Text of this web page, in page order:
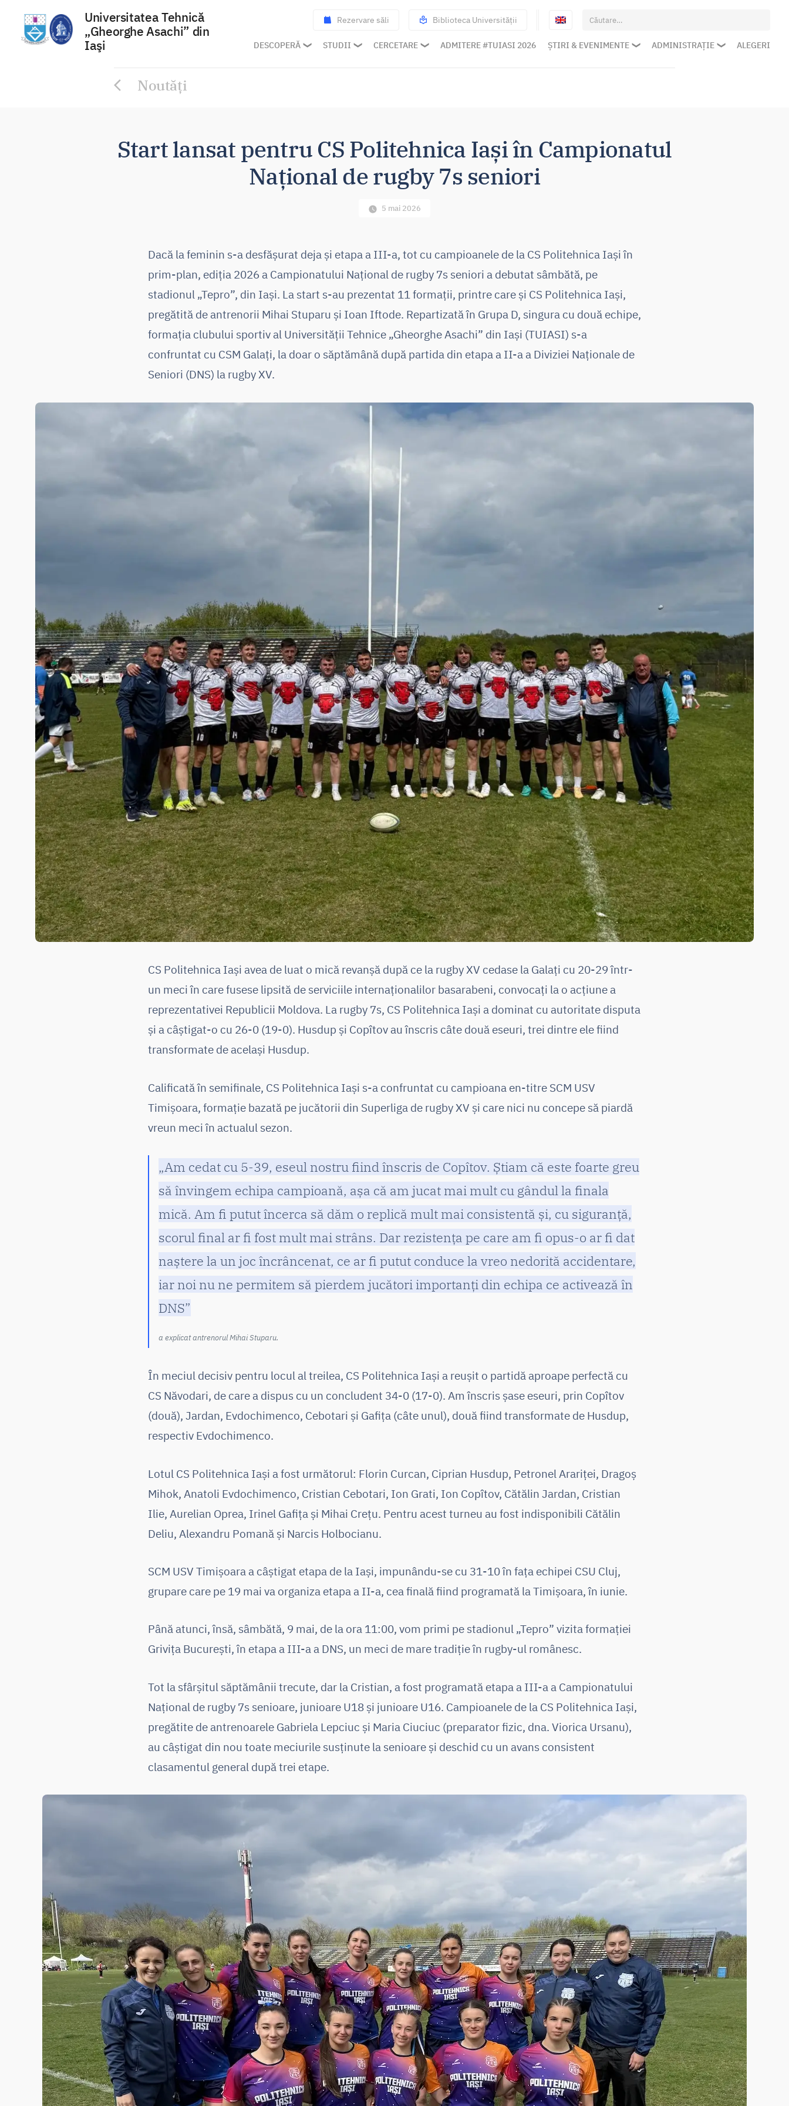
Universitatea Tehnică
„Gheorghe Asachi” din
Iaşi
Rezervare săli Biblioteca Universității
Caută
după:
DESCOPERĂ STUDII CERCETARE ADMITERE #TUIASI 2026 ȘTIRI & EVENIMENTE ADMINISTRAȚIE ALEGERI
Noutăți
Start lansat pentru CS Politehnica Iași în Campionatul
Național de rugby 7s seniori
5 mai 2026
Dacă la feminin s-a desfășurat deja și etapa a III-a, tot cu campioanele de la CS Politehnica Iași în
prim-plan, ediția 2026 a Campionatului Național de rugby 7s seniori a debutat sâmbătă, pe
stadionul „Tepro”, din Iași. La start s-au prezentat 11 formații, printre care și CS Politehnica Iași,
pregătită de antrenorii Mihai Stuparu și Ioan Iftode. Repartizată în Grupa D, singura cu două echipe,
formația clubului sportiv al Universității Tehnice „Gheorghe Asachi” din Iași (TUIASI) s-a
confruntat cu CSM Galați, la doar o săptămână după partida din etapa a II-a a Diviziei Naționale de
Seniori (DNS) la rugby XV.
CS Politehnica Iași avea de luat o mică revanșă după ce la rugby XV cedase la Galați cu 20-29 într-
un meci în care fusese lipsită de serviciile internaționalilor basarabeni, convocați la o acțiune a
reprezentativei Republicii Moldova. La rugby 7s, CS Politehnica Iași a dominat cu autoritate disputa
și a câștigat-o cu 26-0 (19-0). Husdup și Copîtov au înscris câte două eseuri, trei dintre ele fiind
transformate de același Husdup.
Calificată în semifinale, CS Politehnica Iași s-a confruntat cu campioana en-titre SCM USV
Timișoara, formație bazată pe jucătorii din Superliga de rugby XV și care nici nu concepe să piardă
vreun meci în actualul sezon.
„Am cedat cu 5-39, eseul nostru fiind înscris de Copîtov. Știam că este foarte greu
să învingem echipa campioană, așa că am jucat mai mult cu gândul la finala
mică. Am fi putut încerca să dăm o replică mult mai consistentă și, cu siguranță,
scorul final ar fi fost mult mai strâns. Dar rezistența pe care am fi opus-o ar fi dat
naștere la un joc încrâncenat, ce ar fi putut conduce la vreo nedorită accidentare,
iar noi nu ne permitem să pierdem jucători importanți din echipa ce activează în
DNS”
a explicat antrenorul Mihai Stuparu.
În meciul decisiv pentru locul al treilea, CS Politehnica Iași a reușit o partidă aproape perfectă cu
CS Năvodari, de care a dispus cu un concludent 34-0 (17-0). Am înscris șase eseuri, prin Copîtov
(două), Jardan, Evdochimenco, Cebotari și Gafița (câte unul), două fiind transformate de Husdup,
respectiv Evdochimenco.
Lotul CS Politehnica Iași a fost următorul: Florin Curcan, Ciprian Husdup, Petronel Arariței, Dragoș
Mihok, Anatoli Evdochimenco, Cristian Cebotari, Ion Grati, Ion Copîtov, Cătălin Jardan, Cristian
Ilie, Aurelian Oprea, Irinel Gafița și Mihai Crețu. Pentru acest turneu au fost indisponibili Cătălin
Deliu, Alexandru Pomană și Narcis Holbocianu.
SCM USV Timișoara a câștigat etapa de la Iași, impunându-se cu 31-10 în fața echipei CSU Cluj,
grupare care pe 19 mai va organiza etapa a II-a, cea finală fiind programată la Timișoara, în iunie.
Până atunci, însă, sâmbătă, 9 mai, de la ora 11:00, vom primi pe stadionul „Tepro” vizita formației
Grivița București, în etapa a III-a a DNS, un meci de mare tradiție în rugby-ul românesc.
Tot la sfârșitul săptămânii trecute, dar la Cristian, a fost programată etapa a III-a a Campionatului
Național de rugby 7s senioare, junioare U18 și junioare U16. Campioanele de la CS Politehnica Iași,
pregătite de antrenoarele Gabriela Lepciuc și Maria Ciuciuc (preparator fizic, dna. Viorica Ursanu),
au câștigat din nou toate meciurile susținute la senioare și deschid cu un avans consistent
clasamentul general după trei etape.